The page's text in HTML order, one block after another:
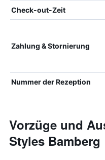
Check-out-Zeit
Zahlung & Stornierung
Nummer der Rezeption
Vorzüge und
Styles Bamberg